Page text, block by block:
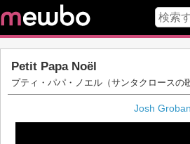
Petit Papa Noël
プティ・パパ・ノエル（サンタクロースの
Josh